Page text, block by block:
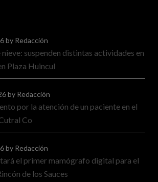
by Redacción
suspenden distintas actividades en
Plaza Huincul
by Redacción
por la atención de un paciente en el
Co
by Redacción
el primer mamógrafo digital para el
de los Sauces